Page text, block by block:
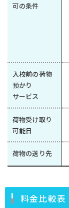
可の条件
入校前の荷物
預かり
サービス
荷物受け取り
可能日
荷物の送り先
料金比較表